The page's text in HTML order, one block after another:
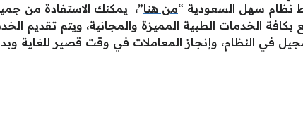
نظام سهل السعودية “من هنا”، يمكنك الاستفادة من
بكافة الخدمات الطبية المميزة والمجانية، ويتم تقديم
في النظام، وإنجاز المعاملات في وقت قصير للغاية